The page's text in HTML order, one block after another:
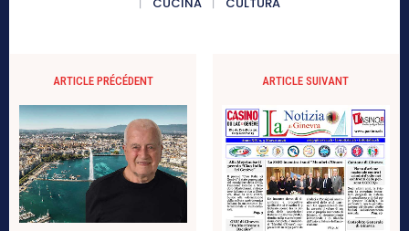
CUCINA
CULTURA
ARTICLE PRÉCÉDENT ARTICLE SUIVANT